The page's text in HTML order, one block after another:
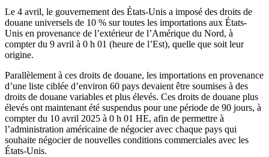
Le 4 avril, le gouvernement des États-Unis a imposé des droits de
douane universels de 10 % sur toutes les importations aux États-
Unis en provenance de l’extérieur de l’Amérique du Nord, à
compter du 9 avril à 0 h 01 (heure de l’Est), quelle que soit leur
origine.
Parallèlement à ces droits de douane, les importations en provenance
d’une liste ciblée d’environ 60 pays devaient être soumises à des
droits de douane variables et plus élevés. Ces droits de douane plus
élevés ont maintenant été suspendus pour une période de 90 jours, à
compter du 10 avril 2025 à 0 h 01 HE, afin de permettre à
l’administration américaine de négocier avec chaque pays qui
souhaite négocier de nouvelles conditions commerciales avec les
États-Unis.